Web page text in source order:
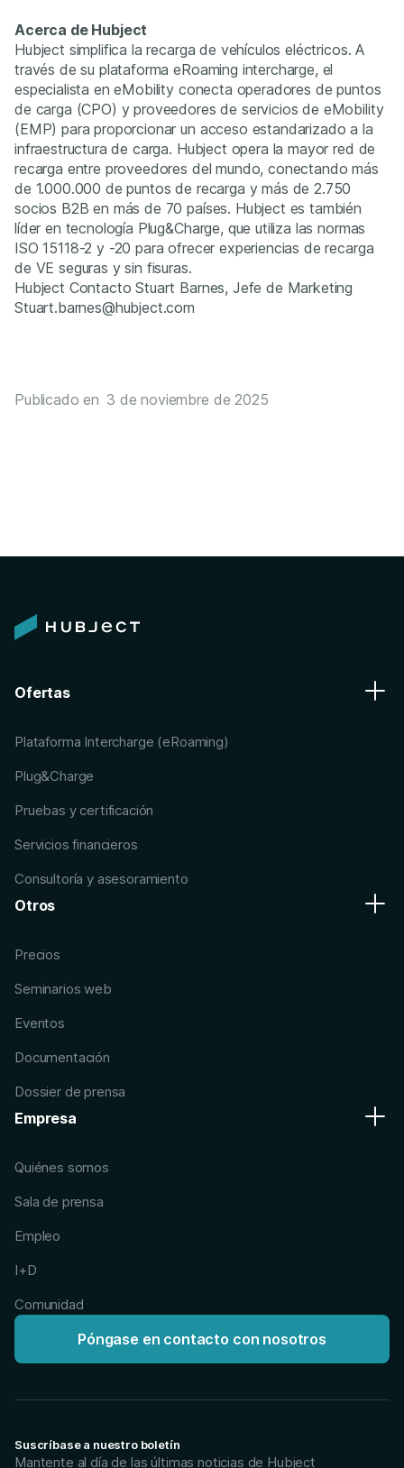
Acerca de Hubject
Hubject simplifica la recarga de vehículos eléctricos. A
través de su plataforma eRoaming intercharge, el
especialista en eMobility conecta operadores de puntos
de carga (CPO) y proveedores de servicios de eMobility
(EMP) para proporcionar un acceso estandarizado a la
infraestructura de carga. Hubject opera la mayor red de
recarga entre proveedores del mundo, conectando más
de 1.000.000 de puntos de recarga y más de 2.750
socios B2B en más de 70 países. Hubject es también
líder en tecnología Plug&Charge, que utiliza las normas
ISO 15118-2 y -20 para ofrecer experiencias de recarga
de VE seguras y sin fisuras.
Hubject Contacto Stuart Barnes, Jefe de Marketing
Stuart.barnes@hubject.com
Publicado en 3 de noviembre de 2025
Ofertas
Plataforma Intercharge (eRoaming)
Plug&Charge
Pruebas y certificación
Servicios financieros
Consultoría y asesoramiento
Otros
Precios
Seminarios web
Eventos
Documentación
Dossier de prensa
Empresa
Quiénes somos
Sala de prensa
Empleo
I+D
Comunidad
Póngase en contacto con nosotros
Suscríbase a nuestro boletín
Mantente al día de las últimas noticias de Hubject